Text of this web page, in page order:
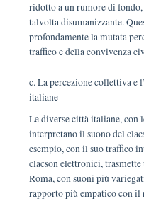
ridotto a un rumore di
talvolta disumanizzante.
profondamente la mutata
traffico e della convivenza
c. La percezione collettiva e
italiane
Le diverse città italiane,
interpretano il suono del
esempio, con il suo traffico
clacson elettronici, trasmette
Roma, con suoni più
rapporto più empatico con il